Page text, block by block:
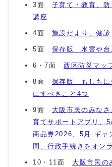
3面 子育て・教育、
講座
4面 施設だより、健
5面 保存版 水害や台
6・7面 西区防災マッ
8面 保存版 もしもに
にすべきこと4つ
9面 大阪市民のみな
育てサポートアプリ、
商品券2026、5月 ギャ
間、行政手続きをオン
10・11面 大阪市民の